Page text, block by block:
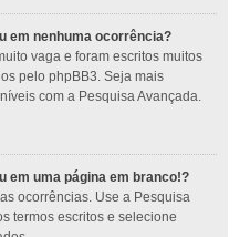
em nenhuma ocorrência?
vaga e foram escritos muitos
pelo phpBB3. Seja mais
com a Pesquisa Avançada.
em uma página em branco!?
ocorrências. Use a Pesquisa
termos escritos e selecione